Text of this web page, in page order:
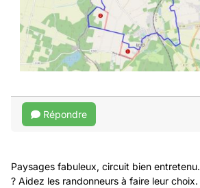
Répondre
Paysages fabuleux, circuit bien
? Aidez les randonneurs à faire leur choix.